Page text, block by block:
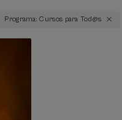
Programa: Cursos para Tod@s